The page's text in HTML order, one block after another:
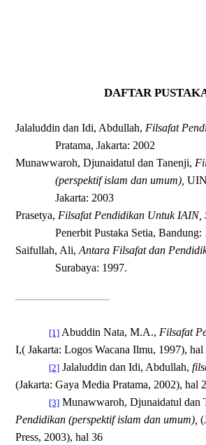
DAFTAR
Jalaluddin dan Idi, Abdullah, Filsafat
Pratama, Jakarta: 2002
Munawwaroh, Djunaidatul dan Tanenji,
(perspektif islam dan umum),
Jakarta: 2003
Prasetya, Filsafat Pendidikan Untuk IAIN,
Penerbit Pustaka Setia, Bandung:
Saifullah, Ali, Antara Filsafat dan
Surabaya: 1997.
[1] Abuddin Nata, M.A., Filsafat
I,( Jakarta: Logos Wacana Ilmu, 1997), hal
[2] Jalaluddin dan Idi, Abdullah,
(Jakarta: Gaya Media Pratama, 2002), hal
[3] Munawwaroh, Djunaidatul dan
Pendidikan (perspektif islam dan umum),
Press, 2003), hal 36